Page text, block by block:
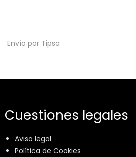
Envío por Tipsa
Cuestiones legales
Aviso legal
Política de Cookies